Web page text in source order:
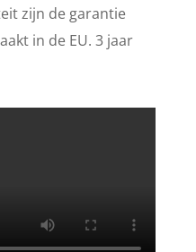
zijn de garantie
in de EU. 3 jaar